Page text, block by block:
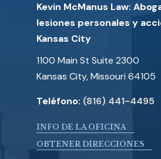
Kevin McManus Law:
lesiones personales y
Kansas City
1100 Main St Suite 2300
Kansas City, Missouri 64105
Teléfono: (816) 441-4495
INFO DE LA OFICINA
OBTENER DIRECCIONES